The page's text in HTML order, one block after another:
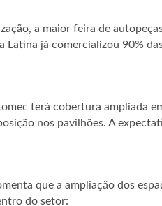
a maior feira de
já comercializou 90%
terá cobertura ampliada
nos pavilhões. A
que a ampliação dos
do setor: